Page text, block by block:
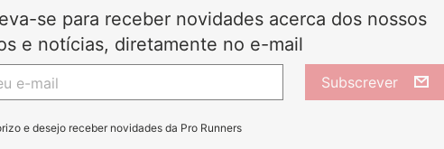
se para receber novidades acerca dos nossos
e notícias, diretamente no e-mail
e desejo receber novidades da Pro Runners
Subscrever